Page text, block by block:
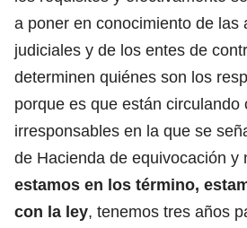
a poner en conocimiento de las
judiciales y de los entes de
determinen quiénes son los
porque es que están circulando
irresponsables en la que se
de Hacienda de equivocación y
estamos en los término,
con la ley, tenemos tres años